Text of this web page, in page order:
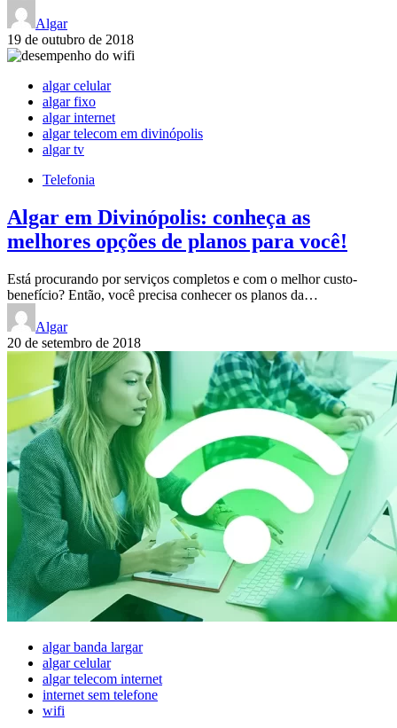
Algar
19 de outubro de 2018
algar celular
algar fixo
algar internet
algar telecom em divinópolis
algar tv
Telefonia
Algar em Divinópolis: conheça as
melhores opções de planos para você!
Está procurando por serviços completos e com o melhor custo-
benefício? Então, você precisa conhecer os planos da…
Algar
20 de setembro de 2018
algar banda largar
algar celular
algar telecom internet
internet sem telefone
wifi